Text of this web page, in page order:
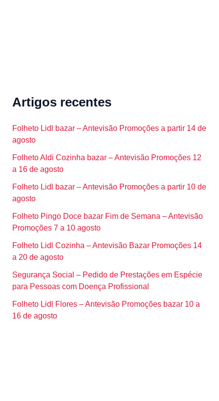
Artigos recentes
Folheto Lidl bazar – Antevisão Promoções a partir 14 de
agosto
Folheto Aldi Cozinha bazar – Antevisão Promoções 12
a 16 de agosto
Folheto Lidl bazar – Antevisão Promoções a partir 10 de
agosto
Folheto Pingo Doce bazar Fim de Semana – Antevisão
Promoções 7 a 10 agosto
Folheto Lidl Cozinha – Antevisão Bazar Promoções 14
a 20 de agosto
Segurança Social – Pedido de Prestações em Espécie
para Pessoas com Doença Profissional
Folheto Lidl Flores – Antevisão Promoções bazar 10 a
16 de agosto